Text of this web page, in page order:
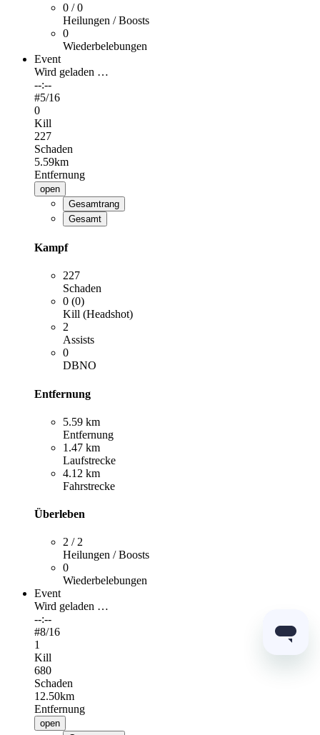
0 / 0
Heilungen / Boosts
0
Wiederbelebungen
Event
Wird geladen …
--:--
#5/16
0
Kill
227
Schaden
5.59km
Entfernung
open
Gesamtrang
Gesamt
Kampf
227
Schaden
0 (0)
Kill (Headshot)
2
Assists
0
DBNO
Entfernung
5.59 km
Entfernung
1.47 km
Laufstrecke
4.12 km
Fahrstrecke
Überleben
2 / 2
Heilungen / Boosts
0
Wiederbelebungen
Event
Wird geladen …
--:--
#8/16
1
Kill
680
Schaden
12.50km
Entfernung
open